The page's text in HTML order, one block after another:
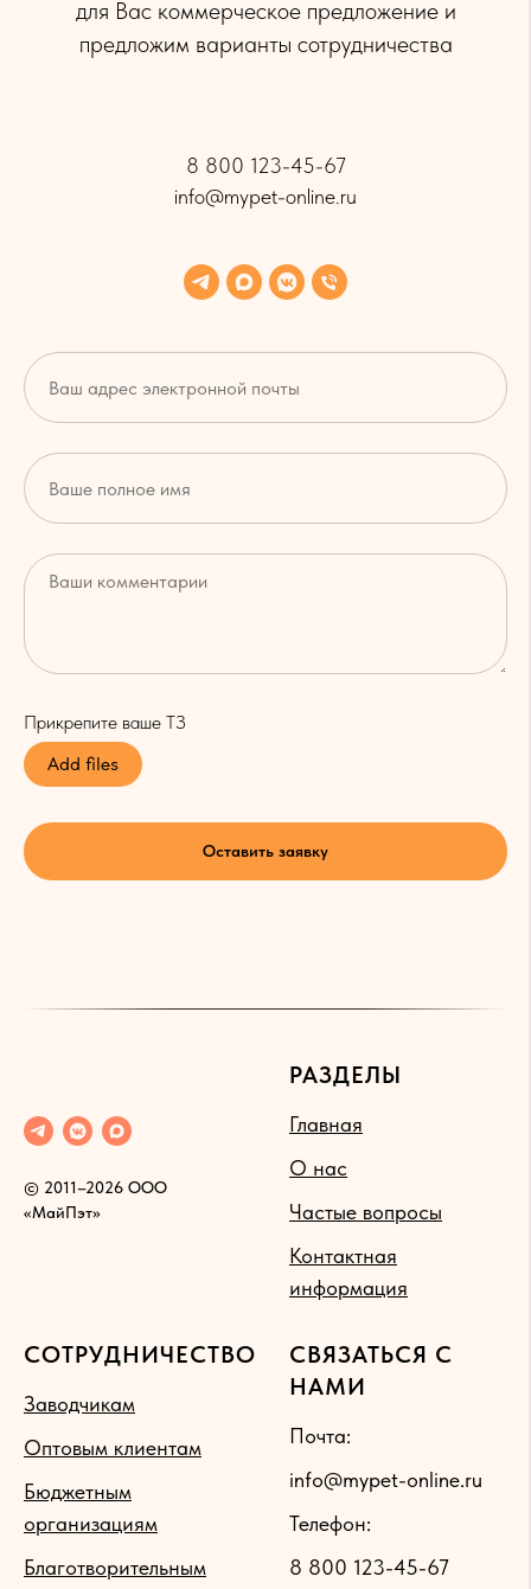
для Вас коммерческое предложение и
предложим варианты сотрудничества
8 800 123-45-67
info@mypet-online.ru
Прикрепите ваше ТЗ
Add files
Оставить заявку
© 2011–2026 ООО
«МайПэт»
РАЗДЕЛЫ
Главная
О нас
Частые вопросы
Контактная
информация
СОТРУДНИЧЕСТВО
Заводчикам
Оптовым клиентам
Бюджетным
организациям
Благотворительным
СВЯЗАТЬСЯ С
НАМИ
Почта:
info@mypet-online.ru
Телефон:
8 800 123-45-67